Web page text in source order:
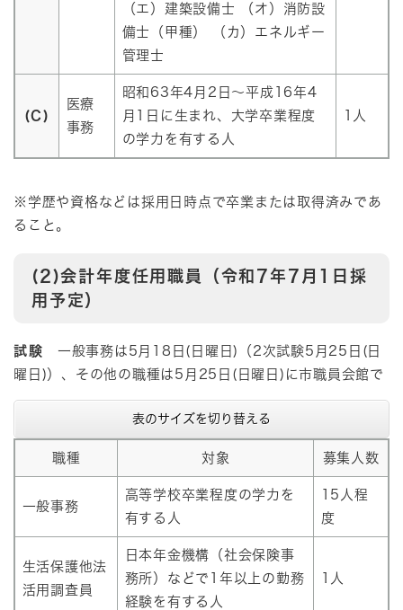
（エ）建築設備士 （オ）消防設
備士（甲種） （カ）エネルギー
管理士
(C)
医療
事務
昭和63年4月2日～平成16年4
月1日に生まれ、大学卒業程度
の学力を有する人
1人
※学歴や資格などは採用日時点で卒業または取得済みであ
ること。
(2)会計年度任用職員（令和7年7月1日採
用予定）
試験 一般事務は5月18日(日曜日)（2次試験5月25日(日
曜日)）、その他の職種は5月25日(日曜日)に市職員会館で
表のサイズを切り替える
職種 対象 募集人数
一般事務
高等学校卒業程度の学力を
有する人
15人程
度
生活保護他法
活用調査員
日本年金機構（社会保険事
務所）などで1年以上の勤務
経験を有する人
1人